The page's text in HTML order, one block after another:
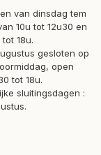
van dinsdag tem
10u tot 12u30 en
18u.
gesloten op
open
tot 18u.
sluitingsdagen :